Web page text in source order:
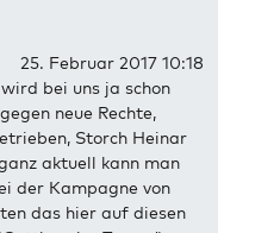
25. Februar 2017 10:18
bei uns ja schon
neue Rechte,
Storch Heinar
aktuell kann man
der Kampagne von
das hier auf diesen